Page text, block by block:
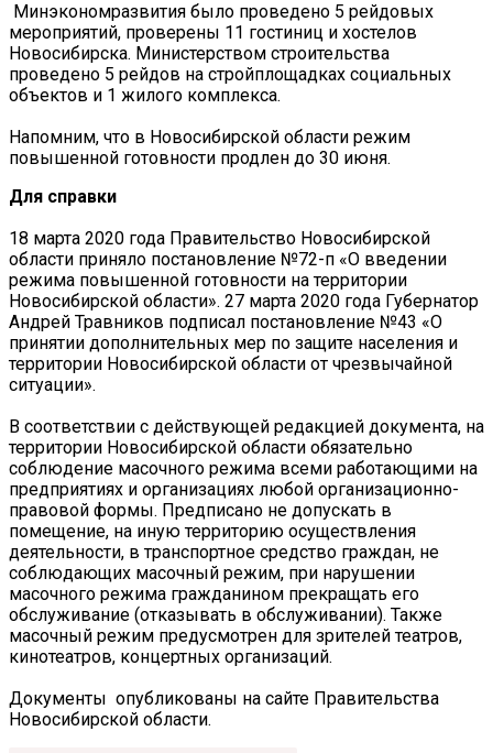
Минэкономразвития было проведено 5 рейдовых
мероприятий, проверены 11 гостиниц и хостелов
Новосибирска. Министерством строительства
проведено 5 рейдов на стройплощадках социальных
объектов и 1 жилого комплекса.
Напомним, что в Новосибирской области режим
повышенной готовности продлен до 30 июня.
Для справки
18 марта 2020 года Правительство Новосибирской
области приняло постановление №72-п «О введении
режима повышенной готовности на территории
Новосибирской области». 27 марта 2020 года Губернатор
Андрей Травников подписал постановление №43 «О
принятии дополнительных мер по защите населения и
территории Новосибирской области от чрезвычайной
ситуации».
В соответствии с действующей редакцией документа, на
территории Новосибирской области обязательно
соблюдение масочного режима всеми работающими на
предприятиях и организациях любой организационно-
правовой формы. Предписано не допускать в
помещение, на иную территорию осуществления
деятельности, в транспортное средство граждан, не
соблюдающих масочный режим, при нарушении
масочного режима гражданином прекращать его
обслуживание (отказывать в обслуживании). Также
масочный режим предусмотрен для зрителей театров,
кинотеатров, концертных организаций.
Документы опубликованы на сайте Правительства
Новосибирской области.